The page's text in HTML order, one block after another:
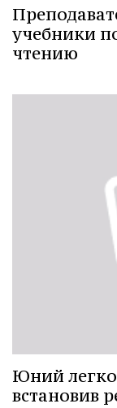
учебники
чтению
Юний
встановив